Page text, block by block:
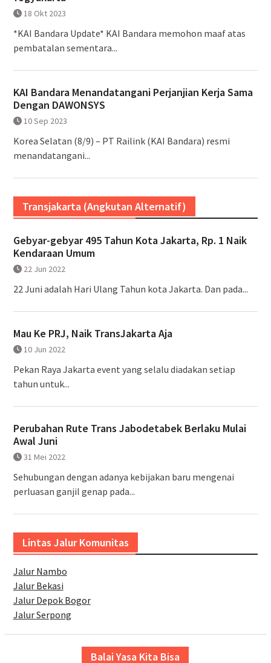
18 Okt 2023
*KAI Bandara Update* KAI Bandara memohon maaf atas
pembatalan sementara...
KAI Bandara Menandatangani Perjanjian Kerja Sama
Dengan DAWONSYS
10 Sep 2023
Korea Selatan (8/9) – PT Railink (KAI Bandara) resmi
menandatangani...
Transjakarta (Angkutan Alternatif)
Gebyar-gebyar 495 Tahun Kota Jakarta, Rp. 1 Naik
Kendaraan Umum
22 Jun 2022
22 Juni adalah Hari Ulang Tahun kota Jakarta. Dan pada...
Mau Ke PRJ, Naik TransJakarta Aja
10 Jun 2022
Pekan Raya Jakarta event yang selalu diadakan setiap
tahun untuk...
Perubahan Rute Trans Jabodetabek Berlaku Mulai
Awal Juni
31 Mei 2022
Sehubungan dengan adanya kebijakan baru mengenai
perluasan ganjil genap pada...
Lintas Jalur Komunitas
Jalur Nambo
Jalur Bekasi
Jalur Depok Bogor
Jalur Serpong
Balai Yasa Kita Bisa